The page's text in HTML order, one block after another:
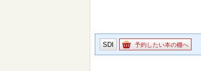
SDI 予約したい本の棚へ